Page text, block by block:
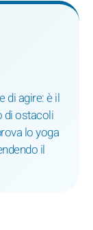
di agire: è il
di ostacoli
lo yoga
il